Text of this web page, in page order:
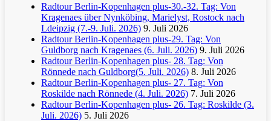
Radtour Berlin-Kopenhagen plus-30.-32. Tag: Von
Kragenaes über Nynköbing, Marielyst, Rostock nach
Ldeipzig (7.-9. Juli. 2026) 9. Juli 2026
Radtour Berlin-Kopenhagen plus-29. Tag: Von
Guldborg nach Kragenaes (6. Juli. 2026) 9. Juli 2026
Radtour Berlin-Kopenhagen plus- 28. Tag: Von
Rönnede nach Guldborg(5. Juli. 2026) 8. Juli 2026
Radtour Berlin-Kopenhagen plus- 27. Tag: Von
Roskilde nach Rönnede (4. Juli. 2026) 7. Juli 2026
Radtour Berlin-Kopenhagen plus- 26. Tag: Roskilde (3.
Juli. 2026) 5. Juli 2026